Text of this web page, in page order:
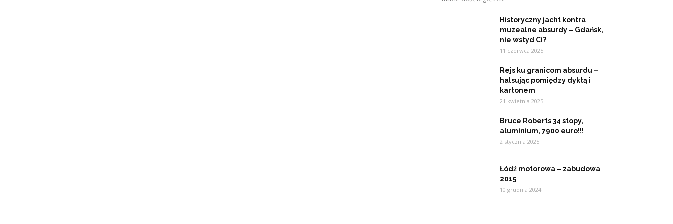
Historyczny jacht kontra
muzealne absurdy – Gdańsk,
nie wstyd Ci?
11 czerwca 2025
Rejs ku granicom absurdu –
halsując pomiędzy dyktą i
kartonem
21 kwietnia 2025
Bruce Roberts 34 stopy,
aluminium, 7900 euro!!!
2 stycznia 2025
Łódź motorowa – zabudowa
2015
10 grudnia 2024